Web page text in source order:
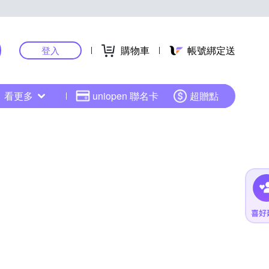
登入 購物車 帳號綁定送
看更多 uniopen 聯名卡 超贈點